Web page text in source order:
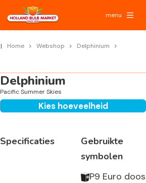
menu
Home Webshop
Delphinium
Delphinium
Pacific Summer Skies
Kies hoeveelheid
Specificaties
Gebruikte
symbolen
P9 Euro doos